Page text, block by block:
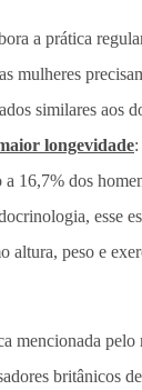
a prática
mulheres
similares aos
longevidade
a 16,7% dos
esse
altura, peso e
mencionada
britânicos